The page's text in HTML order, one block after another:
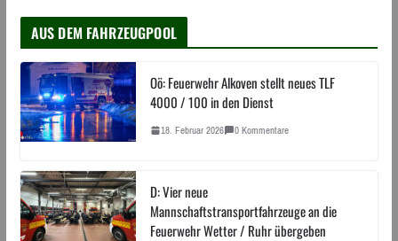
AUS DEM FAHRZEUGPOOL
Oö: Feuerwehr Alkoven stellt neues TLF
4000 / 100 in den Dienst
18. Februar 2026 0 Kommentare
D: Vier neue
Mannschaftstransportfahrzeuge an die
Feuerwehr Wetter / Ruhr übergeben